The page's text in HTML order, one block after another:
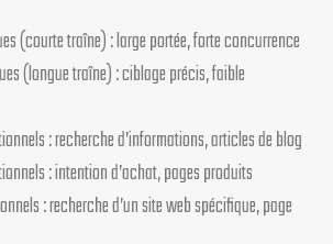
(courte traîne) : large portée, forte concurrence
(longue traîne) : ciblage précis, faible
: recherche d’informations, articles de blog
: intention d’achat, pages produits
: recherche d’un site web spécifique, page